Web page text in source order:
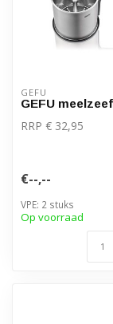
GEFU
GEFU
RRP € 32,95
€--,--
VPE: 2 stuks
Op voorraad